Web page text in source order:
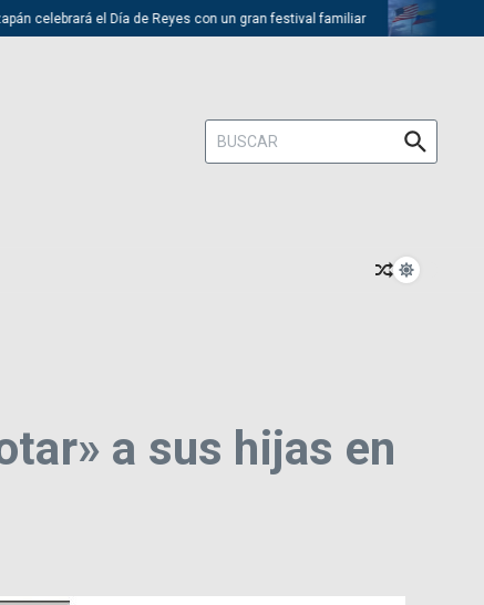
el Día de Reyes con un gran festival familiar Trump
Buscar:
a sus hijas en